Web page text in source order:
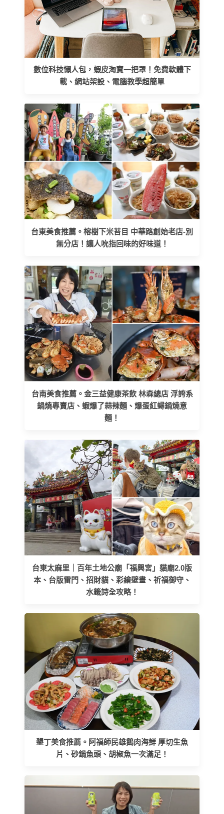
數位科技懶人包，蝦皮淘寶一把罩！免費軟體下
載、網站架設、電腦教學超簡單
台東美食推薦。榕樹下米苔目 中華路創始老店-別
無分店！讓人吮指回味的好味道！
台南美食推薦。金三益健康茶飲 林森總店 浮誇系
鍋燒專賣店、蝦爆了蒜辣麵、爆蛋紅蟳鍋燒意
麵！
台東太麻里｜百年土地公廟「福興宮」貓廟2.0版
本、台版雷門、招財貓、彩繪壁畫、祈福御守、
水籤詩全攻略！
墾丁美食推薦。阿福師民雄鵝肉海鮮 厚切生魚
片、砂鍋魚頭、胡椒魚一次滿足！